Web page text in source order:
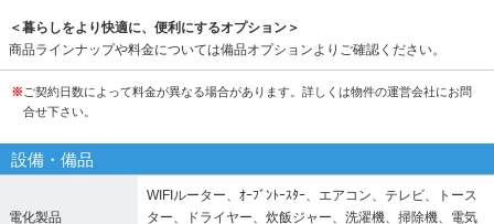
＜暮らしをより快適に、便利にするオプション＞
商品ラインナップや料金については備品オプションよりご確認ください。
※ ご契約日数によって料金が異なる場合があります。詳しくは物件の運営会社にお問
合せ下さい。
設備・備品
電化製品
WIFIルーター、ｵｰﾌﾞﾝﾄｰｽﾀｰ、エアコン、テレビ、トース
ター、ドライヤー、炊飯ジャー、洗濯機、掃除機、電気